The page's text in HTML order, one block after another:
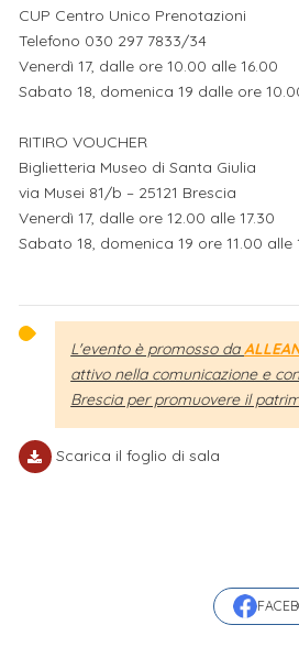
CUP Centro Unico Prenotazioni
Telefono 030 297 7833/34
Venerdì 17, dalle ore 10.00 alle 16.00
Sabato 18, domenica 19 dalle ore
RITIRO VOUCHER
Biglietteria Museo di Santa Giulia
via Musei 81/b – 25121 Brescia
Venerdì 17, dalle ore 12.00 alle 17.30
Sabato 18, domenica 19 ore 11.00 alle
L'evento è promosso da
attivo nella comunicazione e
Brescia per promuovere il
Scarica il foglio di sala